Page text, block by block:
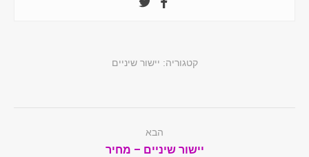
קטגוריה: יישור שיניים
navigation
הבא
Next
יישור שיניים – מחיר